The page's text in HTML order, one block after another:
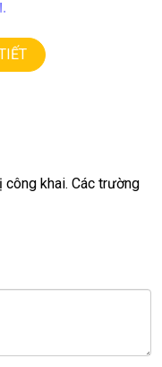
số.
LƯỢNG • GIÁ
TP.HCM
công khai. Các trường